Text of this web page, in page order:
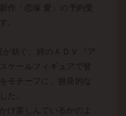
作「恋塚 愛」の予約受
。
紡ぐ、絆のＡＤＶ『ア
ケールフィギュアで登
モチーフに、挑発的な
た。
け楽しんでいるかのよ